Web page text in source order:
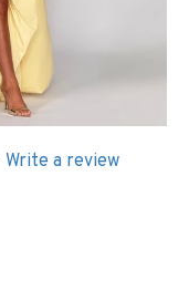
Write a review